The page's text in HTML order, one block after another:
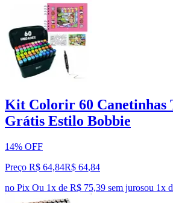
Kit Colorir 60 Canetinhas
Grátis Estilo Bobbie
14% OFF
Preço R$ 64,84R$ 64,84
no Pix Ou 1x de R$ 75,39 sem jurosou 1x